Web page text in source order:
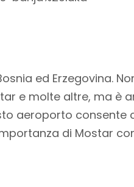
ed Erzegovina.
e molte altre, ma
aeroporto
di Mostar